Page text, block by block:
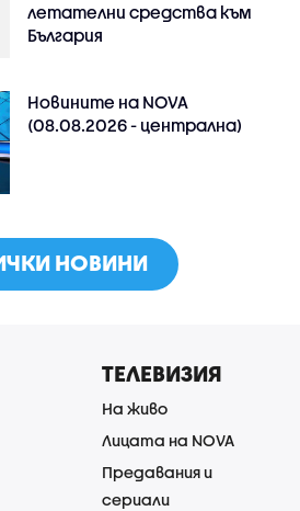
летателни средства към
България
Новините на NOVA
(08.08.2026 - централна)
НОВИНИ
ТЕЛЕВИЗИЯ
На живо
Лицата на NOVA
Предавания и
сериали